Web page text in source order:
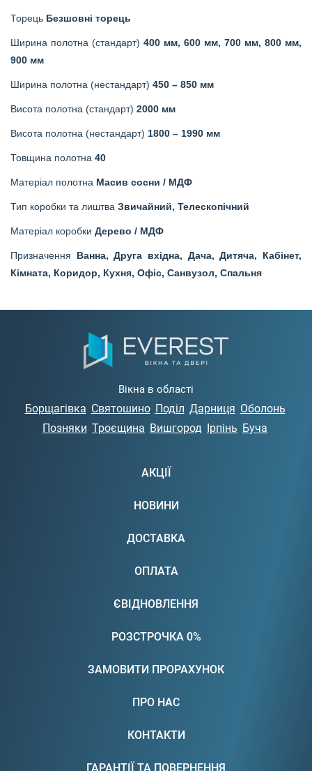
Торець Безшовні торець
Ширина полотна (стандарт) 400 мм, 600 мм, 700 мм, 800 мм,
900 мм
Ширина полотна (нестандарт) 450 – 850 мм
Висота полотна (стандарт) 2000 мм
Висота полотна (нестандарт) 1800 – 1990 мм
Товщина полотна 40
Матеріал полотна Масив сосни / МДФ
Тип коробки та лиштва Звичайний, Телескопічний
Матеріал коробки Дерево / МДФ
Призначення Ванна, Друга вхідна, Дача, Дитяча, Кабінет,
Кімната, Коридор, Кухня, Офіс, Санвузол, Спальня
Вікна в області
Борщагівка Святошино Поділ Дарниця Оболонь
Позняки Троєщина Вишгород Ірпінь Буча
АКЦІЇ
НОВИНИ
ДОСТАВКА
ОПЛАТА
ЄВІДНОВЛЕННЯ
РОЗСТРОЧКА 0%
ЗАМОВИТИ ПРОРАХУНОК
ПРО НАС
КОНТАКТИ
ГАРАНТІЇ ТА ПОВЕРНЕННЯ